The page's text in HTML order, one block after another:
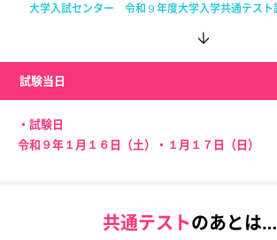
大学入試センター 令和９年度大学入学共通テスト
試験当日
・試験日
令和９年１月１６日（土）・１月１７日（日）
共通テストのあとは…